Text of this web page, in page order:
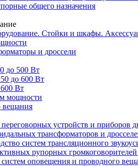
общего назначения
Стойки и шкафы.
и дроссели
до 500 Вт
до 600 Вт
Вт
мощности
вещания
устройств и приборов
трансформаторов и
систем трансляционного
рупорных
систем оповещения и проводного